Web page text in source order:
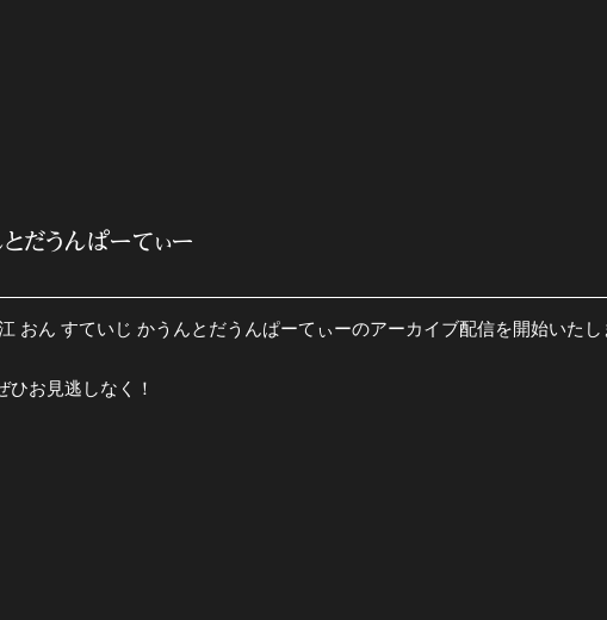
だうんぱーてぃー
おん すていじ かうんとだうんぱーてぃーのアーカイブ配信を開始いたし
お見逃しなく！